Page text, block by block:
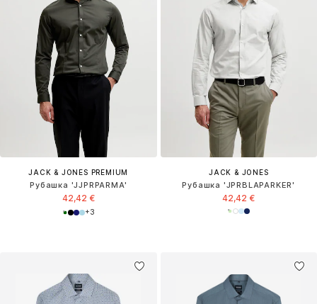
JACK & JONES PREMIUM
Рубашка 'JJPRPARMA'
42,42 €
+3
JACK & JONES
Рубашка 'JPRBLAPARKER'
42,42 €